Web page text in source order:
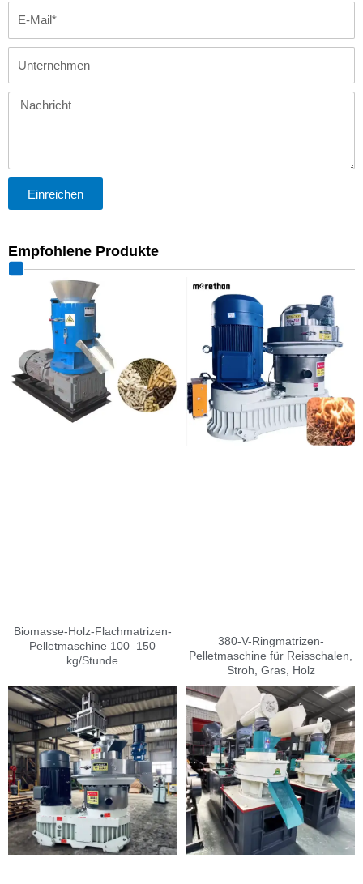
E-
Mail
Unternehmen
Nachricht
Einreichen
Empfohlene Produkte
Biomasse-Holz-Flachmatrizen-
Pelletmaschine 100–150
kg/Stunde
380-V-Ringmatrizen-
Pelletmaschine für Reisschalen,
Stroh, Gras, Holz
Indonesian